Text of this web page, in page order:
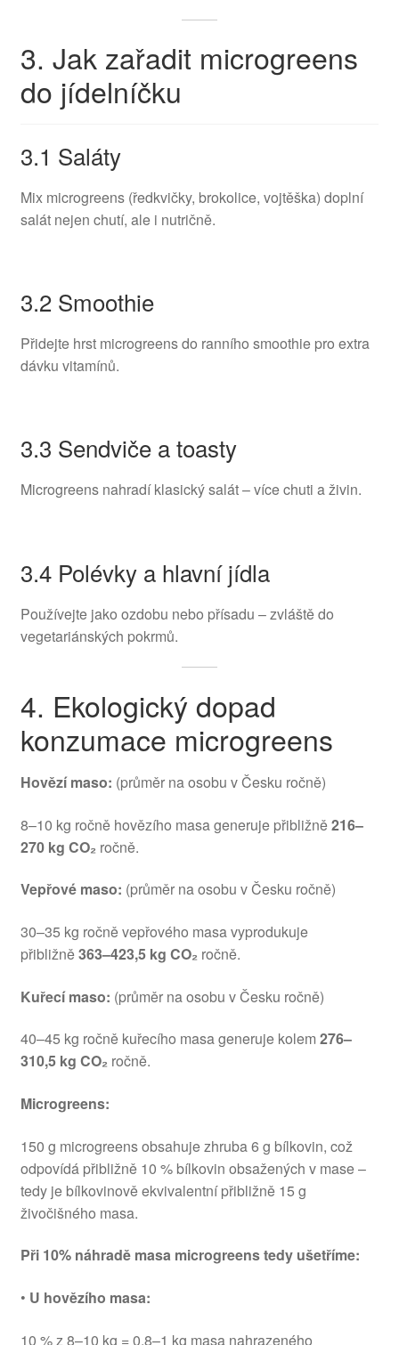
3. Jak zařadit microgreens
do jídelníčku
3.1 Saláty
Mix microgreens (ředkvičky, brokolice, vojtěška) doplní
salát nejen chutí, ale i nutričně.
3.2 Smoothie
Přidejte hrst microgreens do ranního smoothie pro extra
dávku vitamínů.
3.3 Sendviče a toasty
Microgreens nahradí klasický salát – více chuti a živin.
3.4 Polévky a hlavní jídla
Používejte jako ozdobu nebo přísadu – zvláště do
vegetariánských pokrmů.
4. Ekologický dopad
konzumace microgreens
Hovězí maso: (průměr na osobu v Česku ročně)
8–10 kg ročně hovězího masa generuje přibližně216–
270 kg CO₂ ročně.
Vepřové maso: (průměr na osobu v Česku ročně)
30–35 kg ročně vepřového masa vyprodukuje
přibližně363–423,5 kg CO₂ ročně.
Kuřecí maso: (průměr na osobu v Česku ročně)
40–45 kg ročně kuřecího masa generuje kolem 276–
310,5 kg CO₂ ročně.
Microgreens:
150 g microgreens obsahuje zhruba 6 g bílkovin, což
odpovídá přibližně 10 % bílkovin obsažených v mase –
tedy je bílkovinově ekvivalentní přibližně 15 g
živočišného masa.
Při 10% náhradě masa microgreens tedy ušetříme:
• U hovězího masa:
10 % z 8–10 kg = 0,8–1 kg masa nahrazeného